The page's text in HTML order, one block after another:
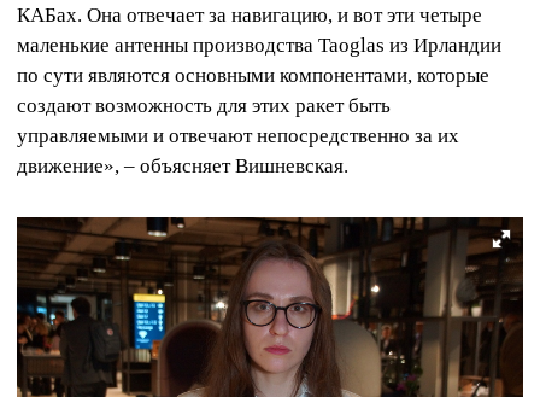
КАБах. Она отвечает за навигацию, и вот эти четыре
маленькие антенны производства Taoglas из Ирландии
по сути являются основными компонентами, которые
создают возможность для этих ракет быть
управляемыми и отвечают непосредственно за их
движение», – объясняет Вишневская.